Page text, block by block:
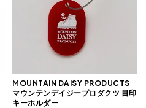
MOUNTAIN DAISY PRODUCTS
マウンテンデイジープロダクツ 目印
キーホルダー